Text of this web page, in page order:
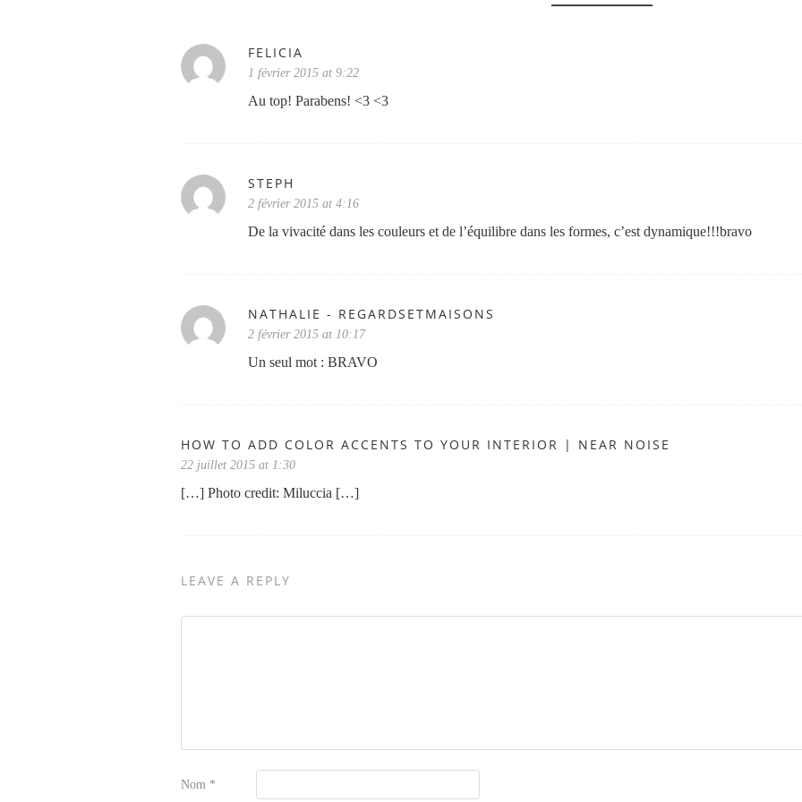
FELICIA
1 février 2015 at 9:22
Au top! Parabens! <3 <3
STEPH
2 février 2015 at 4:16
De la vivacité dans les couleurs et de l’équilibre dans les formes, c’est dynamique!!!bravo
NATHALIE - REGARDSETMAISONS
2 février 2015 at 10:17
Un seul mot : BRAVO
HOW TO ADD COLOR ACCENTS TO YOUR INTERIOR | NEAR NOISE
22 juillet 2015 at 1:30
[…] Photo credit: Miluccia […]
LEAVE A REPLY
Nom *